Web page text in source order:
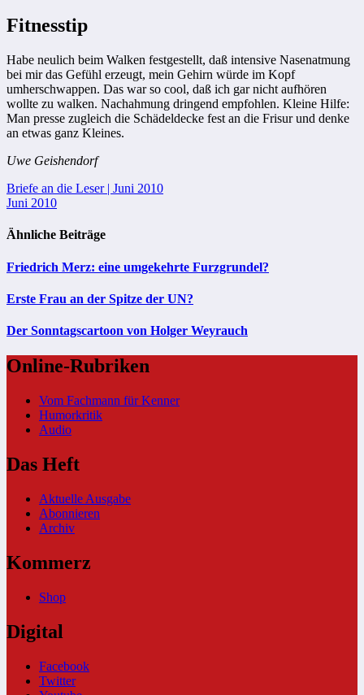
Fitnesstip
Habe neulich beim Walken festgestellt, daß intensive Nasenatmung
bei mir das Gefühl erzeugt, mein Gehirn würde im Kopf
umherschwappen. Das war so cool, daß ich gar nicht aufhören
wollte zu walken. Nachahmung dringend empfohlen. Kleine Hilfe:
Man presse zugleich die Schädeldecke fest an die Frisur und denke
an etwas ganz Kleines.
Uwe Geishendorf
Beitragsnavigation
Briefe an die Leser | Juni 2010
Juni 2010
Ähnliche Beiträge
Friedrich Merz: eine umgekehrte Furzgrundel?
Erste Frau an der Spitze der UN?
Der Sonntagscartoon von Holger Weyrauch
Online-Rubriken
Vom Fachmann für Kenner
Humorkritik
Audio
Das Heft
Aktuelle Ausgabe
Abonnieren
Archiv
Kommerz
Shop
Digital
Facebook
Twitter